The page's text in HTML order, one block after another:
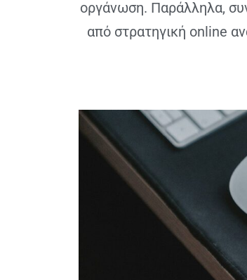
οργάνωση. Παράλληλα,
από στρατηγική online